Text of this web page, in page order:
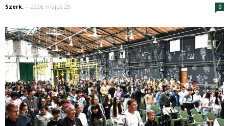
Szerk. - 2026. május 23. 0